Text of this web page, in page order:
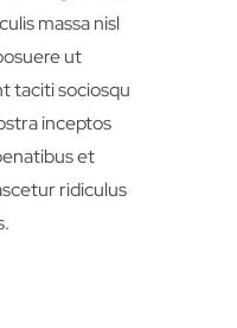
massa nisl
ut
taciti sociosqu
inceptos
et
ridiculus